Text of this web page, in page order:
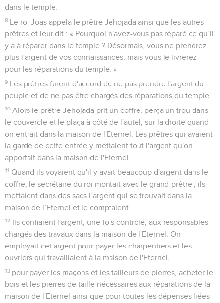
dans le temple.
8 Le roi Joas appela le prêtre Jehojada ainsi que les autres
prêtres et leur dit : « Pourquoi n'avez-vous pas réparé ce qu’il
y a à réparer dans le temple ? Désormais, vous ne prendrez
plus l'argent de vos connaissances, mais vous le livrerez
pour les réparations du temple. »
9 Les prêtres furent d'accord de ne pas prendre l'argent du
peuple et de ne pas être chargés des réparations du temple.
10 Alors le prêtre Jehojada prit un coffre, perça un trou dans
le couvercle et le plaça à côté de l'autel, sur la droite quand
on entrait dans la maison de l'Eternel. Les prêtres qui avaient
la garde de cette entrée y mettaient tout l'argent qu'on
apportait dans la maison de l'Eternel.
11 Quand ils voyaient qu'il y avait beaucoup d'argent dans le
coffre, le secrétaire du roi montait avec le grand-prêtre ; ils
mettaient dans des sacs l’argent qui se trouvait dans la
maison de l’Eternel et le comptaient.
12 Ils confiaient l'argent, une fois contrôlé, aux responsables
chargés des travaux dans la maison de l'Eternel. On
employait cet argent pour payer les charpentiers et les
ouvriers qui travaillaient à la maison de l'Eternel,
13 pour payer les maçons et les tailleurs de pierres, acheter le
bois et les pierres de taille nécessaires aux réparations de la
maison de l'Eternel ainsi que pour toutes les dépenses liées